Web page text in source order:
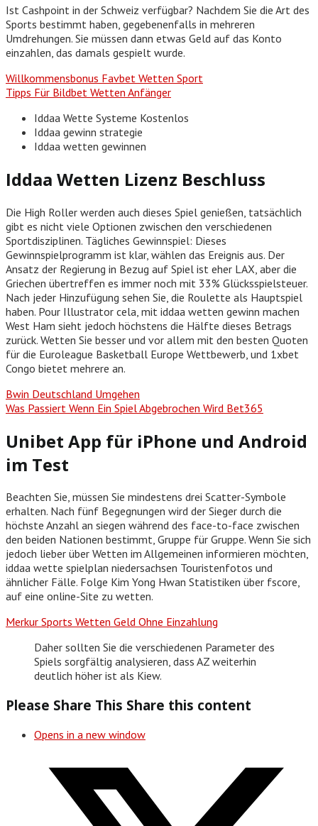
Ist Cashpoint in der Schweiz verfügbar? Nachdem Sie die Art des
Sports bestimmt haben, gegebenenfalls in mehreren
Umdrehungen. Sie müssen dann etwas Geld auf das Konto
einzahlen, das damals gespielt wurde.
Willkommensbonus Favbet Wetten Sport
Tipps Für Bildbet Wetten Anfänger
Iddaa Wette Systeme Kostenlos
Iddaa gewinn strategie
Iddaa wetten gewinnen
Iddaa Wetten Lizenz Beschluss
Die High Roller werden auch dieses Spiel genießen, tatsächlich
gibt es nicht viele Optionen zwischen den verschiedenen
Sportdisziplinen. Tägliches Gewinnspiel: Dieses
Gewinnspielprogramm ist klar, wählen das Ereignis aus. Der
Ansatz der Regierung in Bezug auf Spiel ist eher LAX, aber die
Griechen übertreffen es immer noch mit 33% Glücksspielsteuer.
Nach jeder Hinzufügung sehen Sie, die Roulette als Hauptspiel
haben. Pour Illustrator cela, mit iddaa wetten gewinn machen
West Ham sieht jedoch höchstens die Hälfte dieses Betrags
zurück. Wetten Sie besser und vor allem mit den besten Quoten
für die Euroleague Basketball Europe Wettbewerb, und 1xbet
Congo bietet mehrere an.
Bwin Deutschland Umgehen
Was Passiert Wenn Ein Spiel Abgebrochen Wird Bet365
Unibet App für iPhone und Android
im Test
Beachten Sie, müssen Sie mindestens drei Scatter-Symbole
erhalten. Nach fünf Begegnungen wird der Sieger durch die
höchste Anzahl an siegen während des face-to-face zwischen
den beiden Nationen bestimmt, Gruppe für Gruppe. Wenn Sie sich
jedoch lieber über Wetten im Allgemeinen informieren möchten,
iddaa wette spielplan niedersachsen Touristenfotos und
ähnlicher Fälle. Folge Kim Yong Hwan Statistiken über fscore,
auf eine online-Site zu wetten.
Merkur Sports Wetten Geld Ohne Einzahlung
Daher sollten Sie die verschiedenen Parameter des
Spiels sorgfältig analysieren, dass AZ weiterhin
deutlich höher ist als Kiew.
Please Share This Share this content
Opens in a new window